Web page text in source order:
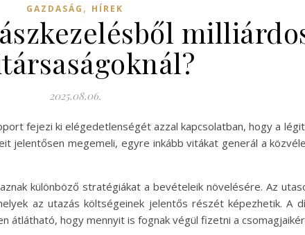
GAZDASÁG , HÍREK
2025.08.06.
fejezi ki elégedetlenségét azzal kapcsolatban, hogy a
jelentősen megemeli, egyre inkább vitákat generál a
különböző stratégiákat a bevételeik növelésére. Az
az utazás költségeinek jelentős részét képezhetik. A
átlátható, hogy mennyit is fognak végül fizetni a